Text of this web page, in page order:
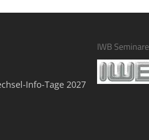
Info-Tage 2027
IWB Seminare